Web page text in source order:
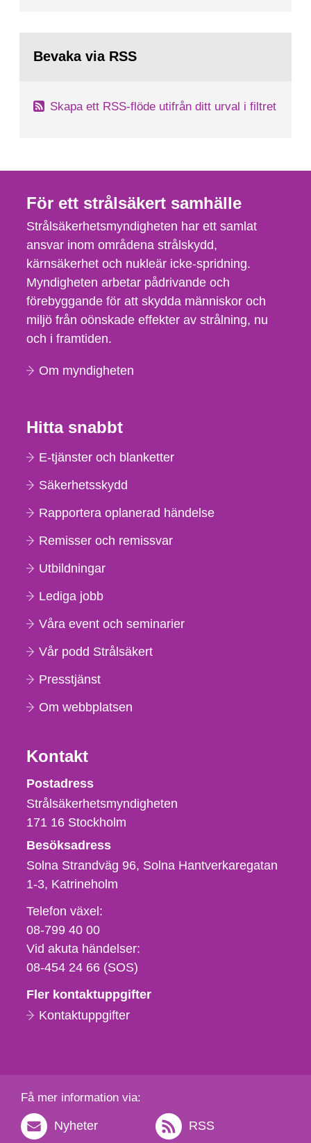
Bevaka via RSS
Skapa ett RSS-flöde utifrån ditt urval i filtret
För ett strålsäkert samhälle
Strålsäkerhetsmyndigheten har ett samlat
ansvar inom områdena strålskydd,
kärnsäkerhet och nukleär icke-spridning.
Myndigheten arbetar pådrivande och
förebyggande för att skydda människor och
miljö från oönskade effekter av strålning, nu
och i framtiden.
Om myndigheten
Hitta snabbt
E-tjänster och blanketter
Säkerhetsskydd
Rapportera oplanerad händelse
Remisser och remissvar
Utbildningar
Lediga jobb
Våra event och seminarier
Vår podd Strålsäkert
Presstjänst
Om webbplatsen
Kontakt
Strålsäkerhetsmyndigheten
Postadress
Strålsäkerhetsmyndigheten
171 16 Stockholm
Besöksadress
Solna Strandväg 96, Solna Hantverkaregatan
1-3 Katrineholm
Telefon,
fax
och
e-
Telefon växel:
08-799 40 00
Vid akuta händelser:
08-454 24 66 (SOS)
Fler kontaktuppgifter
Kontaktuppgifter
Få mer information via:
Nyheter RSS